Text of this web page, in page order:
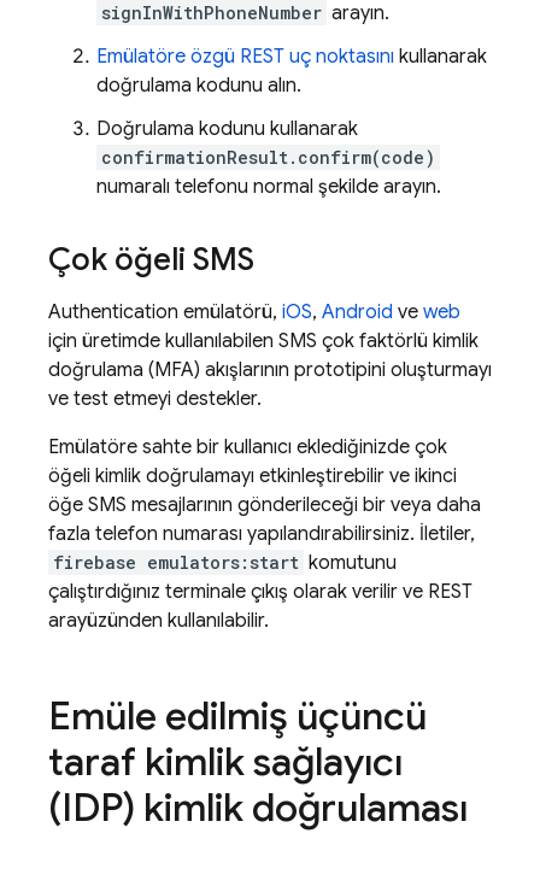
signInWithPhoneNumber arayın.
Emülatöre özgü REST uç noktasını kullanarak
doğrulama kodunu alın.
Doğrulama kodunu kullanarak
confirmationResult.confirm(code)
numaralı telefonu normal şekilde arayın.
Çok öğeli SMS
Authentication emülatörü, iOS, Android ve web
için üretimde kullanılabilen SMS çok faktörlü kimlik
doğrulama (MFA) akışlarının prototipini oluşturmayı
ve test etmeyi destekler.
Emülatöre sahte bir kullanıcı eklediğinizde çok
öğeli kimlik doğrulamayı etkinleştirebilir ve ikinci
öğe SMS mesajlarının gönderileceği bir veya daha
fazla telefon numarası yapılandırabilirsiniz. İletiler,
firebase emulators:start komutunu
çalıştırdığınız terminale çıkış olarak verilir ve REST
arayüzünden kullanılabilir.
Emüle edilmiş üçüncü
taraf kimlik sağlayıcı
(IDP) kimlik doğrulaması